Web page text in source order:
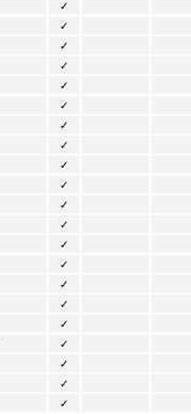
✓
✓
✓
✓
✓
✓
✓
✓
✓
✓
✓
✓
✓
✓
✓
✓
✓
✓
✓
✓
✓